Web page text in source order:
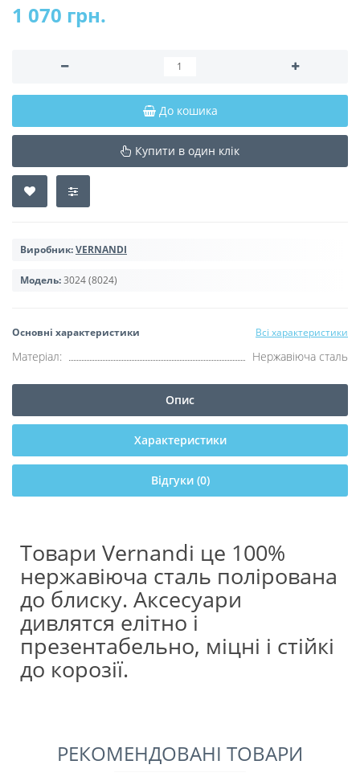
1 070 грн.
До кошика
Купити в один клік
Виробник:VERNANDI
Модель:3024 (8024)
Основні характеристики Всі характеристики
Матеріал: Нержавіюча сталь
Опис
Характеристики
Відгуки (0)
Товари Vernandi це 100%
нержавіюча сталь полірована
до блиску. Аксесуари
дивлятся елітно і
презентабельно, міцні і стійкі
до корозії.
РЕКОМЕНДОВАНІ ТОВАРИ